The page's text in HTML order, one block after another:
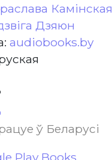
Камінская
Дзяюн
audiobooks.by
ў Беларусі